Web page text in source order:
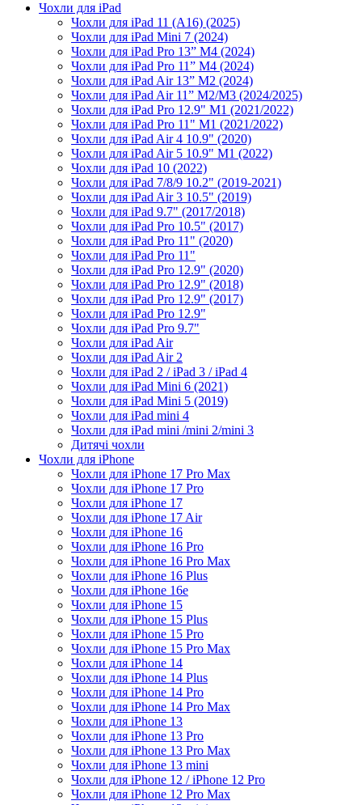
Чохли для iPad
Чохли для iPad 11 (A16) (2025)
Чохли для iPad Mini 7 (2024)
Чохли для iPad Pro 13” M4 (2024)
Чохли для iPad Pro 11” M4 (2024)
Чохли для iPad Air 13” M2 (2024)
Чохли для iPad Air 11” M2/M3 (2024/2025)
Чохли для iPad Pro 12.9" M1 (2021/2022)
Чохли для iPad Pro 11" M1 (2021/2022)
Чохли для iPad Air 4 10.9" (2020)
Чохли для iPad Air 5 10.9" M1 (2022)
Чохли для iPad 10 (2022)
Чохли для iPad 7/8/9 10.2" (2019-2021)
Чохли для iPad Air 3 10.5" (2019)
Чохли для iPad 9.7" (2017/2018)
Чохли для iPad Pro 10.5" (2017)
Чохли для iPad Pro 11" (2020)
Чохли для iPad Pro 11"
Чохли для iPad Pro 12.9" (2020)
Чохли для iPad Pro 12.9" (2018)
Чохли для iPad Pro 12.9" (2017)
Чохли для iPad Pro 12.9"
Чохли для iPad Pro 9.7"
Чохли для iPad Air
Чохли для iPad Air 2
Чохли для iPad 2 / iPad 3 / iPad 4
Чохли для iPad Mini 6 (2021)
Чохли для iPad Mini 5 (2019)
Чохли для iPad mini 4
Чохли для iPad mini /mini 2/mini 3
Дитячі чохли
Чохли для iPhone
Чохли для iPhone 17 Pro Max
Чохли для iPhone 17 Pro
Чохли для iPhone 17
Чохли для iPhone 17 Air
Чохли для iPhone 16
Чохли для iPhone 16 Pro
Чохли для iPhone 16 Pro Max
Чохли для iPhone 16 Plus
Чохли для iPhone 16e
Чохли для iPhone 15
Чохли для iPhone 15 Plus
Чохли для iPhone 15 Pro
Чохли для iPhone 15 Pro Max
Чохли для iPhone 14
Чохли для iPhone 14 Plus
Чохли для iPhone 14 Pro
Чохли для iPhone 14 Pro Max
Чохли для iPhone 13
Чохли для iPhone 13 Pro
Чохли для iPhone 13 Pro Max
Чохли для iPhone 13 mini
Чохли для iPhone 12 / iPhone 12 Pro
Чохли для iPhone 12 Pro Max